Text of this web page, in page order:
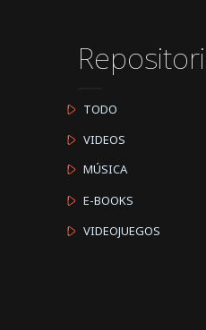
TODO
VIDEOS
MÚSICA
E-BOOKS
VIDEOJUEGOS